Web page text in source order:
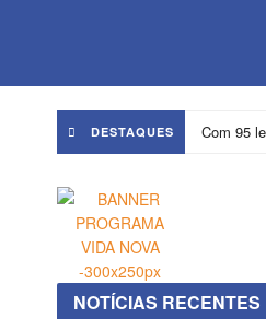
DESTAQUES
NOTÍCIAS RECENTES